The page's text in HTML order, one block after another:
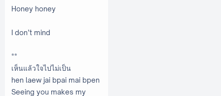
Honey honey
I don’t mind
**
เห็นแล้วใจไปไม่เป็น
hen laew jai bpai mai bpen
Seeing you makes my